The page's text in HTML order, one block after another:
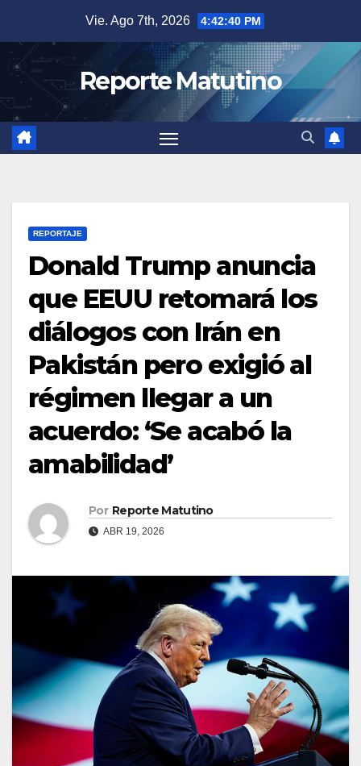
contenido
Vie. Ago 7th, 2026 4:42:41 PM
Reporte Matutino
REPORTAJE
Donald Trump anuncia
que EEUU retomará los
diálogos con Irán en
Pakistán pero exigió al
régimen llegar a un
acuerdo: ‘Se acabó la
amabilidad’
Por Reporte Matutino
ABR 19, 2026